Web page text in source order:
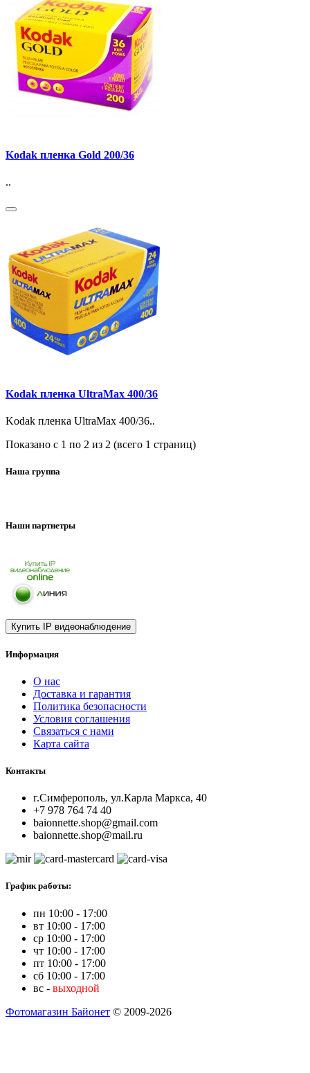
Kodak пленка Gold 200/36
..
Kodak пленка UltraMax 400/36
Kodak пленка UltraMax 400/36..
Показано с 1 по 2 из 2 (всего 1 страниц)
Наша группа
Наши партнетры
Информация
О нас
Доставка и гарантия
Политика безопасности
Условия соглашения
Связаться с нами
Карта сайта
Контакты
г.Симферополь, ул.Карла Маркса, 40
+7 978 764 74 40
baionnette.shop@gmail.com
baionnette.shop@mail.ru
График работы:
пн 10:00 - 17:00
вт 10:00 - 17:00
ср 10:00 - 17:00
чт 10:00 - 17:00
пт 10:00 - 17:00
сб 10:00 - 17:00
вс - выходной
Фотомагазин Байонет © 2009-2026